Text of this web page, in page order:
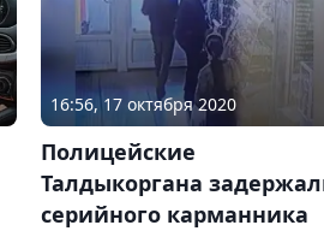
16:56, 17 октября 2020
Полицейские
Талдыкоргана
серийного карманника